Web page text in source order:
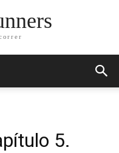
5.